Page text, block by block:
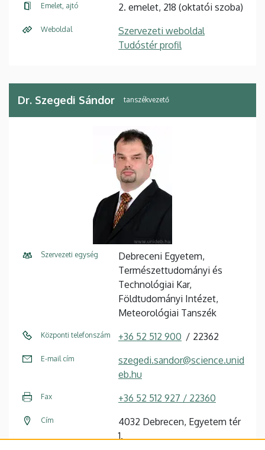
Emelet, ajtó 2. emelet, 218 (oktatói szoba)
Weboldal
Szervezeti weboldal
Tudóstér profil
Dr. Szegedi Sándor tanszékvezető
Szervezeti egység
Debreceni Egyetem,
Természettudományi és
Technológiai Kar,
Földtudományi Intézet,
Meteorológiai Tanszék
Központi telefonszám +36 52 512 900 22362
E-mail cím
szegedi.sandor@science.unid
eb.hu
Fax +36 52 512 927 / 22360
Cím
4032 Debrecen, Egyetem tér
1.